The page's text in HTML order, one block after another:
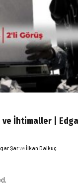
ve İhtimaller |
Şarveİlkan Dalkuç